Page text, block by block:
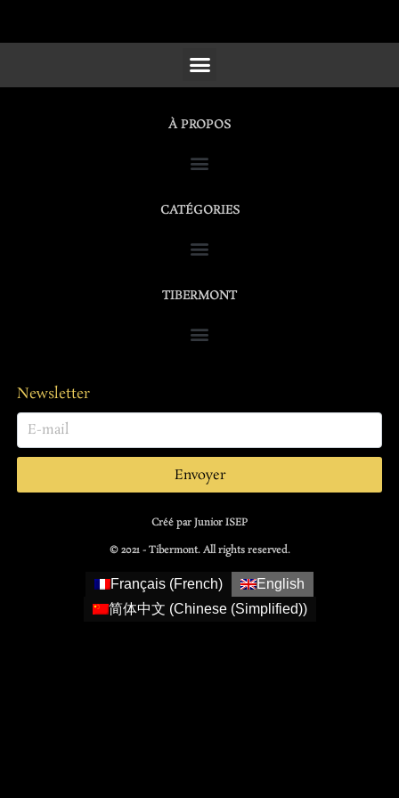
À PROPOS
CATÉGORIES
TIBERMONT
Newsletter
Envoyer
Créé par Junior ISEP
© 2021 - Tibermont. All rights reserved.
Français (French)
English
简体中文 (Chinese (Simplified))